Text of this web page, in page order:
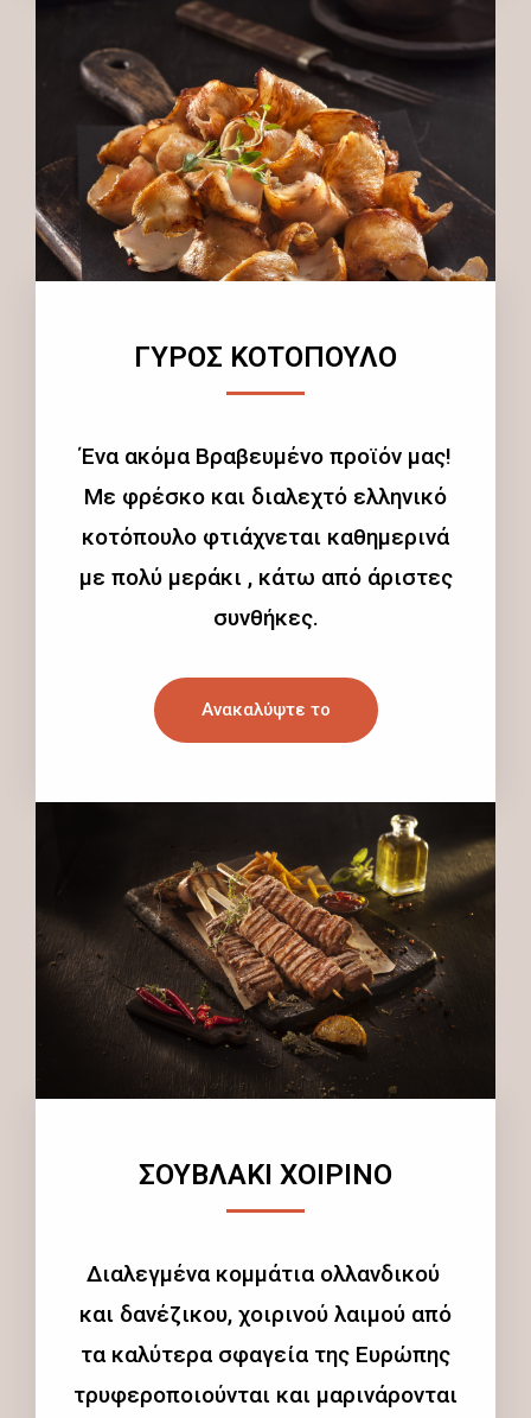
ΓΥΡΟΣ ΚΟΤΟΠΟΥΛΟ
Ένα ακόμα Βραβευμένο προϊόν μας!
Με φρέσκο και διαλεχτό ελληνικό
κοτόπουλο φτιάχνεται καθημερινά
με πολύ μεράκι , κάτω από άριστες
συνθήκες.
Ανακαλύψτε το
ΣΟΥΒΛΑΚΙ ΧΟΙΡΙΝΟ
Διαλεγμένα κομμάτια ολλανδικού
και δανέζικου, χοιρινού λαιμού από
τα καλύτερα σφαγεία της Ευρώπης
τρυφεροποιούνται και μαρινάρονται